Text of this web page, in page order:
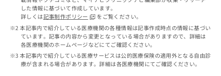
した情報に基づいて作成しています。
詳しくは記事制作ポリシー
をご覧ください。
本記事内で紹介している医療機関の各種情報は記事作成時点の情報に基づい
ています。記事の内容から変更となっている場合がありますので、詳細は
各医療機関のホームページなどにてご確認ください。
本記事内で紹介している医療サービスは公的医療保険の適用外となる自由診
療が含まれる場合があります。詳細は各医療機関にてご確認ください。
イト
への
お問
合せ
フォ
ーム
とな
りま
求
ち
合
わ
は